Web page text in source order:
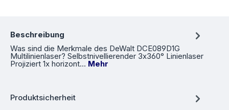
Beschreibung
Was sind die Merkmale des DeWalt DCE089D1G
Multilinienlaser? Selbstnivellierender 3x360° Linienlaser
Projiziert 1x horizont… Mehr
Produktsicherheit